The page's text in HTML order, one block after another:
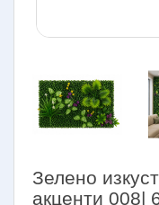
Зелено
акценти 008|